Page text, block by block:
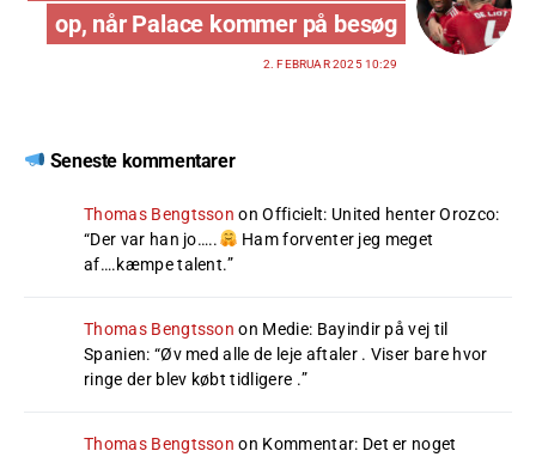
op, når Palace kommer på besøg
2. FEBRUAR 2025 10:29
Seneste kommentarer
Thomas Bengtsson onOfficielt: United henter Orozco:
“Der var han jo…..
Ham forventer jeg meget
af….kæmpe talent.”
Thomas Bengtsson on Medie: Bayindir på vej til
Spanien: “Øv med alle de leje aftaler . Viser bare hvor
ringe der blev købt tidligere .”
Thomas Bengtsson on Kommentar: Det er noget